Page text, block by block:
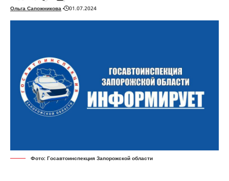
Ольга Сапожникова 01.07.2024
Фото: Госавтоинспекция Запорожской области